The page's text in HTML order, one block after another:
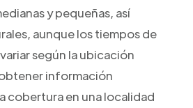
y pequeñas, así
aunque los tiempos de
según la ubicación
información
cobertura en una localidad